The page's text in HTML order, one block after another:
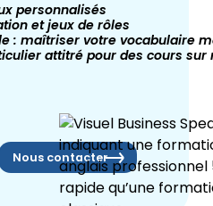
Nous contacter
personnalisés
et jeux de rôles
: maîtriser votre vocabulaire
attitré pour des cours sur